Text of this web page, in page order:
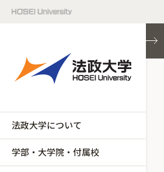
法政大学について
学部・大学院・付属校